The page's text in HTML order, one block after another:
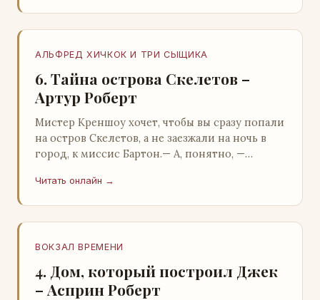
АЛЬФРЕД ХИЧКОК И ТРИ СЫЩИКА
6. Тайна острова Скелетов –
Артур Роберт
Мистер Креншоу хочет, чтобы вы сразу попали
на остров Скелетов, а не заезжали на ночь в
город, к миссис Бартон.— А, понятно, —
«кризис»…
Читать онлайн →
ВОКЗАЛ ВРЕМЕНИ
4. Дом, который построил Джек
– Асприн Роберт